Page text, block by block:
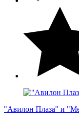
"Авилон Плаза" и